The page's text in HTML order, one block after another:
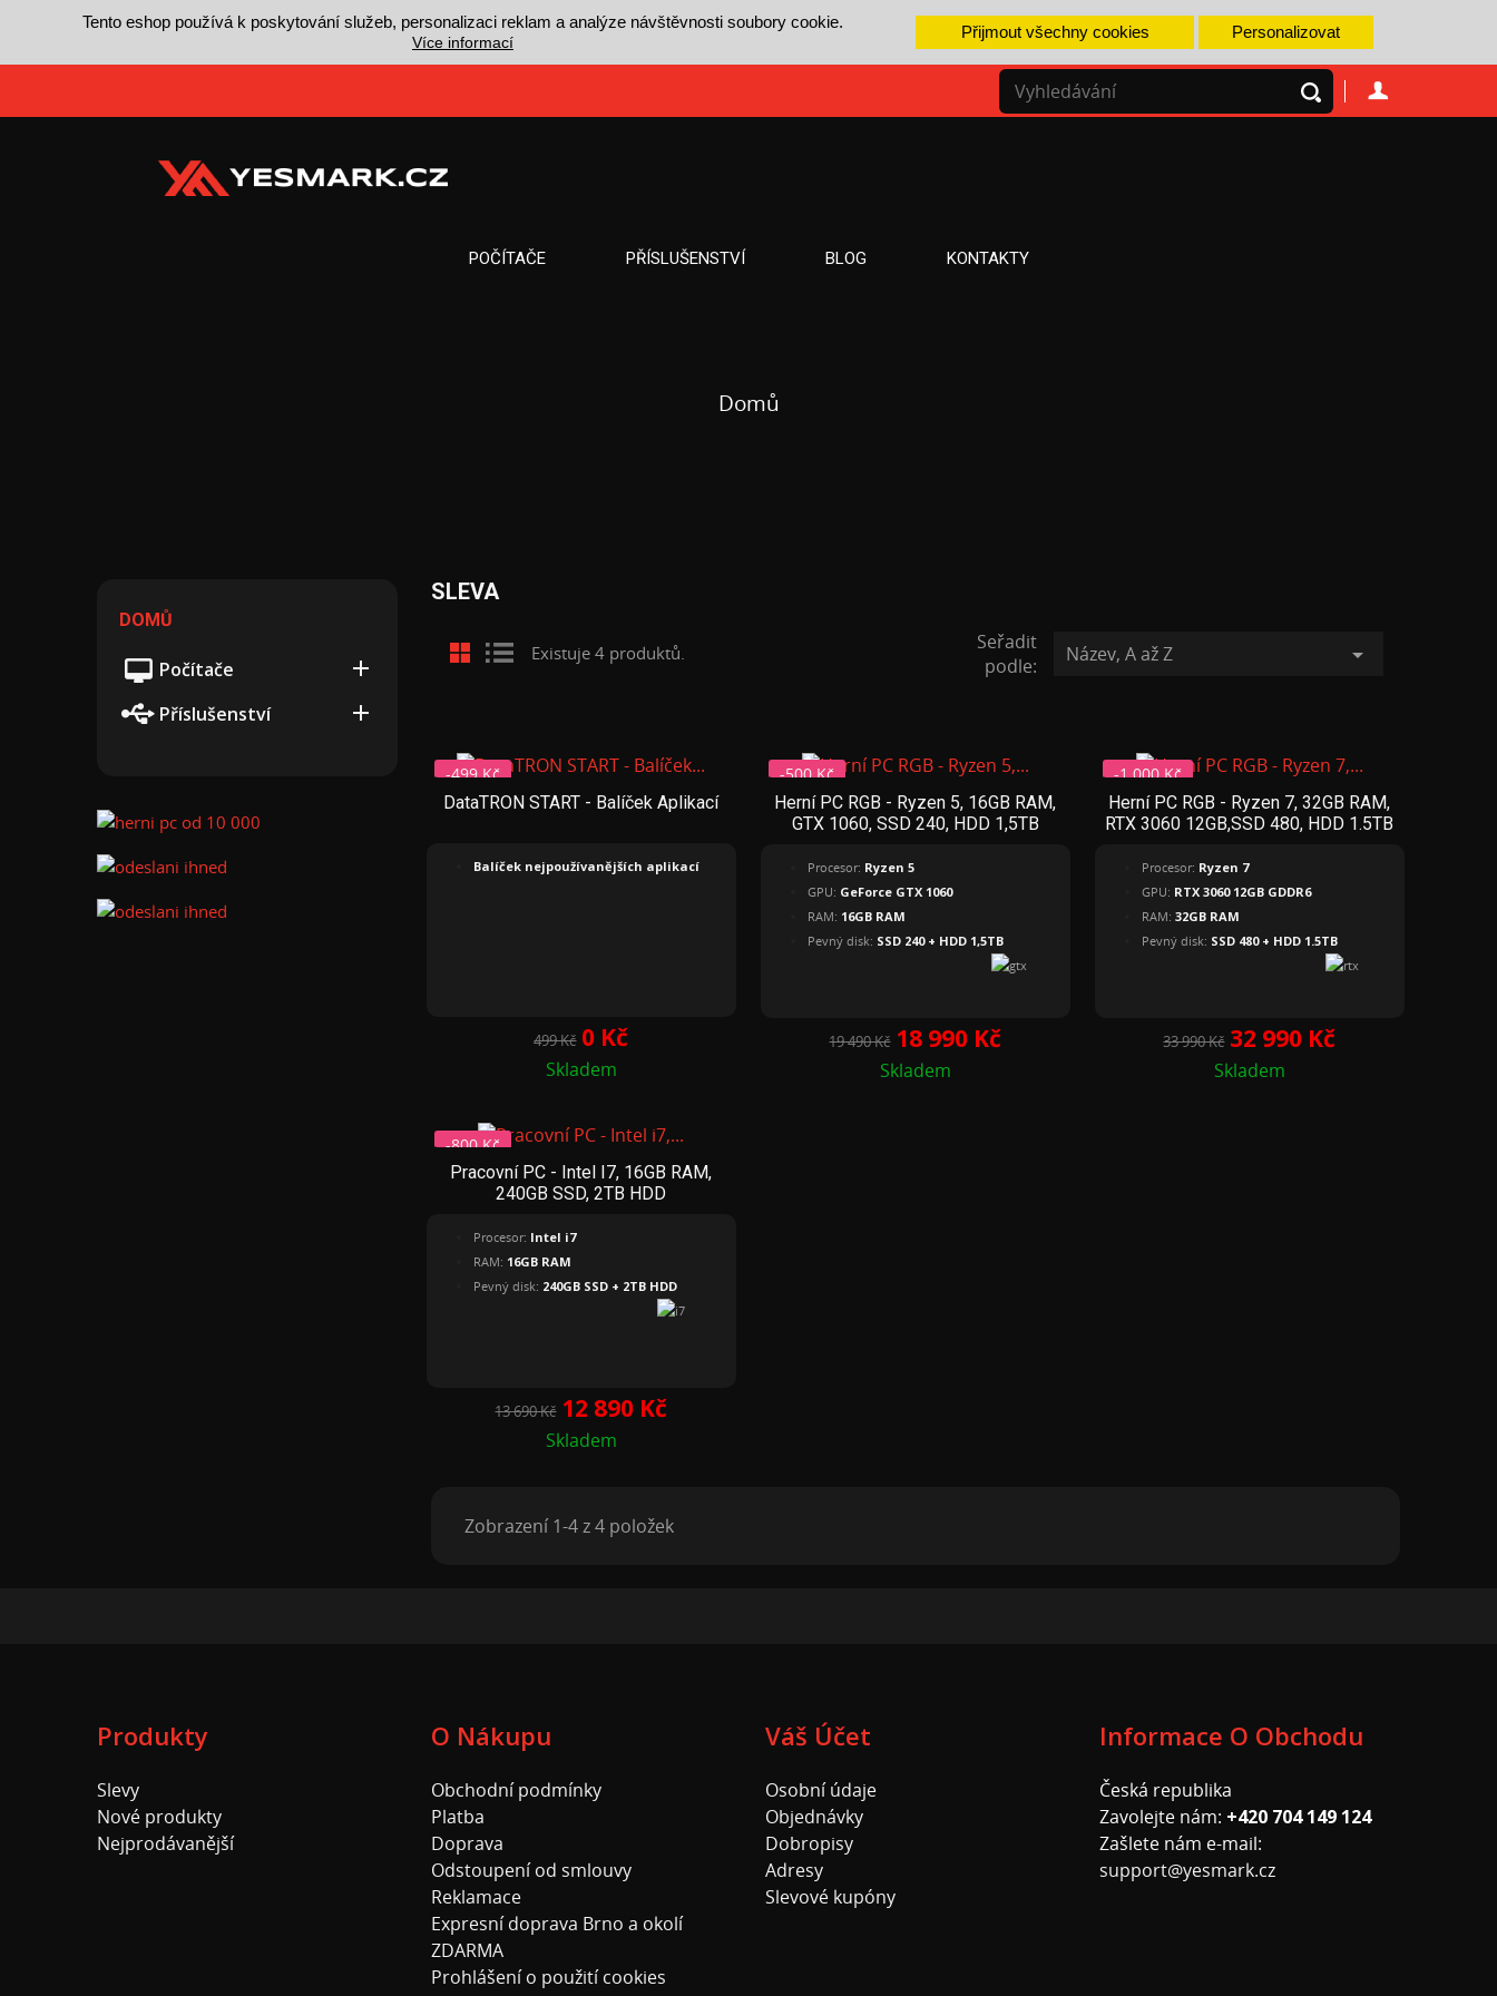
Tento eshop používá k poskytování služeb, personalizaci reklam a analýze návštěvnosti soubory cookie.
Více informací
Přijmout všechny cookies Personalizovat
POČÍTAČE PŘÍSLUŠENSTVÍ BLOG KONTAKTY
Domů
DOMŮ
Počítače 
Příslušenství 
SLEVA
Existuje 4 produktů.
Seřadit
podle:
Název, A až Z 
-499 Kč
DataTRON START - Balíček Aplikací
Balíček nejpoužívanějších aplikací
Běžná
cena
499 Kč Cena
0 Kč
Skladem
-500 Kč
Herní PC RGB - Ryzen 5, 16GB RAM,
GTX 1060, SSD 240, HDD 1,5TB
Procesor: Ryzen 5
GPU: GeForce GTX 1060
RAM: 16GB RAM
Pevný disk: SSD 240 + HDD 1,5TB
Běžná
cena
19 490 Kč Cena
18 990 Kč
Skladem
-1 000 Kč
Pro náročné
Herní PC RGB - Ryzen 7, 32GB RAM,
RTX 3060 12GB,SSD 480, HDD 1.5TB
Procesor: Ryzen 7
GPU: RTX 3060 12GB GDDR6
RAM: 32GB RAM
Pevný disk: SSD 480 + HDD 1.5TB
Běžná
cena
33 990 Kč Cena
32 990 Kč
Skladem
-800 Kč
Pro náročné
Pracovní PC - Intel I7, 16GB RAM,
240GB SSD, 2TB HDD
Procesor: Intel i7
RAM: 16GB RAM
Pevný disk: 240GB SSD + 2TB HDD
Běžná
cena
13 690 Kč Cena
12 890 Kč
Skladem
Zobrazení 1-4 z 4 položek
Produkty
Slevy
Nové produkty
Nejprodávanější
O Nákupu
Obchodní podmínky
Platba
Doprava
Odstoupení od smlouvy
Reklamace
Expresní doprava Brno a okolí
ZDARMA
Prohlášení o použití cookies
Váš Účet
Osobní údaje
Objednávky
Dobropisy
Adresy
Slevové kupóny
Informace O Obchodu
Česká republika
Zavolejte nám: +420 704 149 124
Zašlete nám e-mail:
support@yesmark.cz